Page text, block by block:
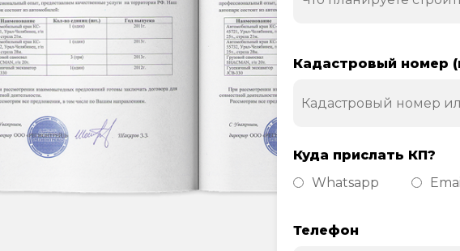
Кадастровый номер
Куда прислать КП?
Whatsapp
Email
Телефон